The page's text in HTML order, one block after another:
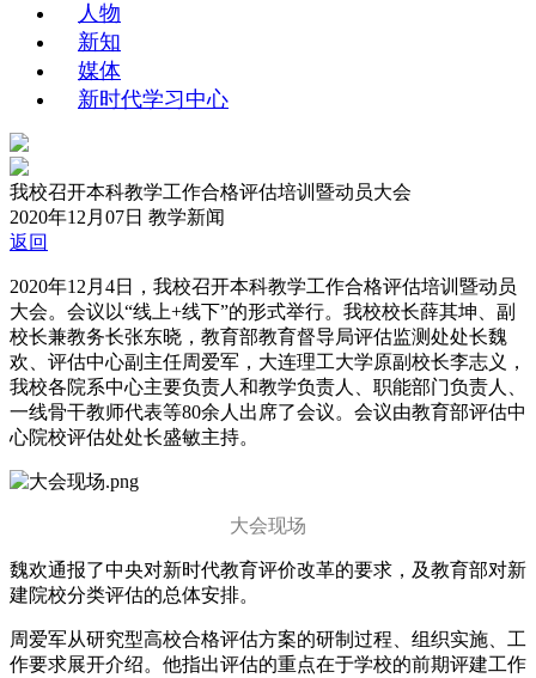
人物
新知
媒体
新时代学习中心
我校召开本科教学工作合格评估培训暨动员大会
2020年12月07日 教学新闻
返回
2020年12月4日，我校召开本科教学工作合格评估培训暨动员
大会。会议以“线上+线下”的形式举行。我校校长薛其坤、副
校长兼教务长张东晓，教育部教育督导局评估监测处处长魏
欢、评估中心副主任周爱军，大连理工大学原副校长李志义，
我校各院系中心主要负责人和教学负责人、职能部门负责人、
一线骨干教师代表等80余人出席了会议。会议由教育部评估中
心院校评估处处长盛敏主持。
大会现场
魏欢通报了中央对新时代教育评价改革的要求，及教育部对新
建院校分类评估的总体安排。
周爱军从研究型高校合格评估方案的研制过程、组织实施、工
作要求展开介绍。他指出评估的重点在于学校的前期评建工作